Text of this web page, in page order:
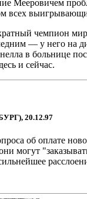
Мееровичем
всех
чемпион
— у него на
в больнице
и сейчас.
20.12.97
об оплате
могут